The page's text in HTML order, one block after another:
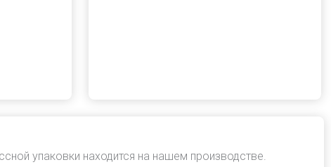
упаковки находится на нашем производстве.